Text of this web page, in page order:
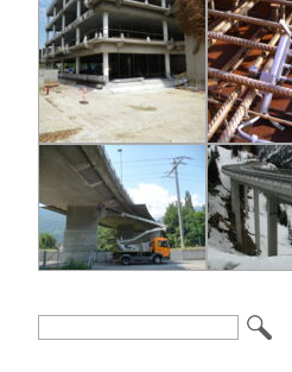
Suchbegriffe